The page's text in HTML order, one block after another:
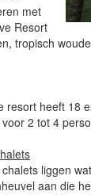
met
Resort
tropisch
resort heeft 18
2 tot 4
liggen
aan die